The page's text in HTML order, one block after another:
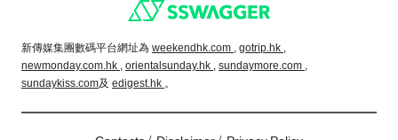
新傳媒集團數碼平台網址為 weekendhk.com , gotrip.hk ,
newmonday.com.hk , orientalsunday.hk , sundaymore.com ,
sundaykiss.com及 edigest.hk 。